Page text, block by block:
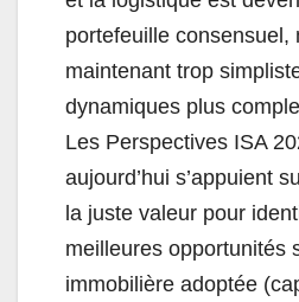
portefeuille consensuel,
maintenant trop
dynamiques plus
Les Perspectives ISA
aujourd’hui s’appuient
la juste valeur pour
meilleures opportunités
immobilière adoptée